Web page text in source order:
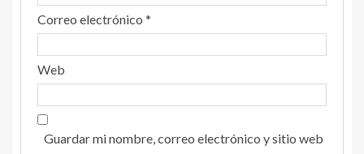
Correo electrónico *
Web
Guardar mi nombre, correo electrónico y sitio web